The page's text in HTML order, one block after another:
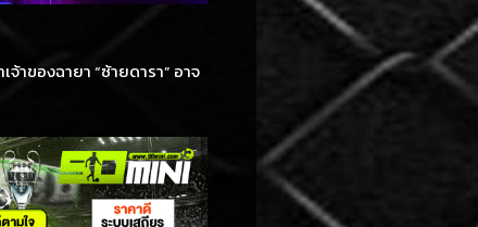
าของฉายา “ซ้ายดารา” อาจ